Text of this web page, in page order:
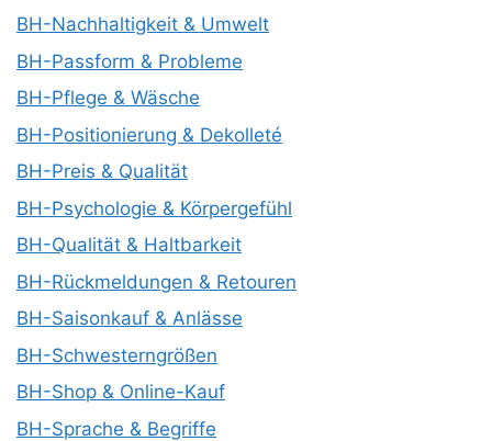
BH-Nachhaltigkeit & Umwelt
BH-Passform & Probleme
BH-Pflege & Wäsche
BH-Positionierung & Dekolleté
BH-Preis & Qualität
BH-Psychologie & Körpergefühl
BH-Qualität & Haltbarkeit
BH-Rückmeldungen & Retouren
BH-Saisonkauf & Anlässe
BH-Schwesterngrößen
BH-Shop & Online-Kauf
BH-Sprache & Begriffe